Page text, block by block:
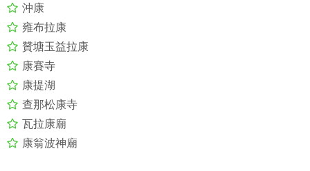
沖康
雍布拉康
贊塘玉益拉康
康賽寺
康提湖
查那松康寺
瓦拉康廟
康翁波神廟